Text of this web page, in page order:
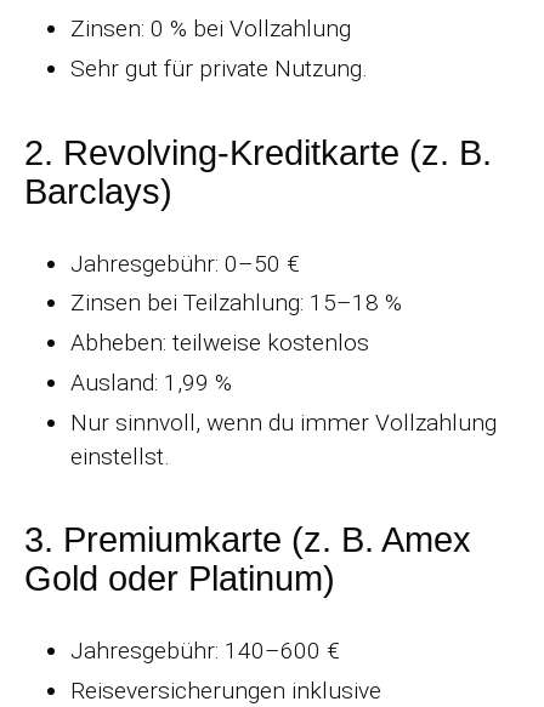
Zinsen: 0 % bei Vollzahlung
Sehr gut für private Nutzung.
2. Revolving-Kreditkarte (z. B.
Barclays)
Jahresgebühr: 0–50 €
Zinsen bei Teilzahlung: 15–18 %
Abheben: teilweise kostenlos
Ausland: 1,99 %
Nur sinnvoll, wenn du immer Vollzahlung
einstellst.
3. Premiumkarte (z. B. Amex
Gold oder Platinum)
Jahresgebühr: 140–600 €
Reiseversicherungen inklusive